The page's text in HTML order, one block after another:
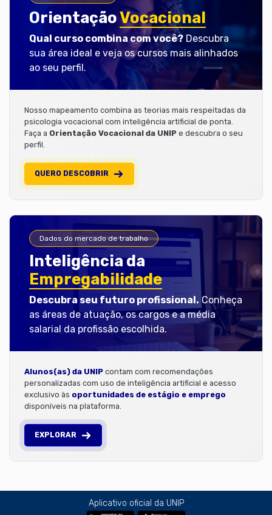
OrientaçãoVocacional
Qual curso combina com você? Descubra
sua área ideal e veja os cursos mais alinhados
ao seu perfil.
Nosso mapeamento combina as teorias mais respeitadas da
psicologia vocacional com inteligência artificial de ponta.
Faça a Orientação Vocacional da UNIP e descubra o seu
perfil.
QUERO DESCOBRIR
Dados do mercado de trabalho
Inteligência da
Empregabilidade
Descubra seu futuro profissional. Conheça
as áreas de atuação, os cargos e a média
salarial da profissão escolhida.
Alunos(as) da UNIP contam com recomendações
personalizadas com uso de inteligência artificial e acesso
exclusivo às oportunidades de estágio e emprego
disponíveis na plataforma.
EXPLORAR
Aplicativo oficial da UNIP